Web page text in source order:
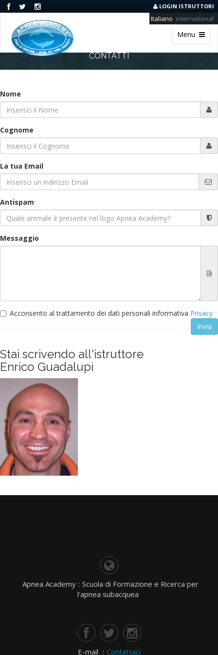
LOGIN ISTRUTTORI
Menu
Italiano international
CONTATTI
Nome
Cognome
La tua Email
Antispam
Messaggio
Acconsento al trattamento dei dati personali informativa Privacy
Stai scrivendo all'istruttore
Enrico Guadalupi
Apnea Academy : Scuola di Formazione e Ricerca per
l'apnea subacquea
E-mail : Contattaci